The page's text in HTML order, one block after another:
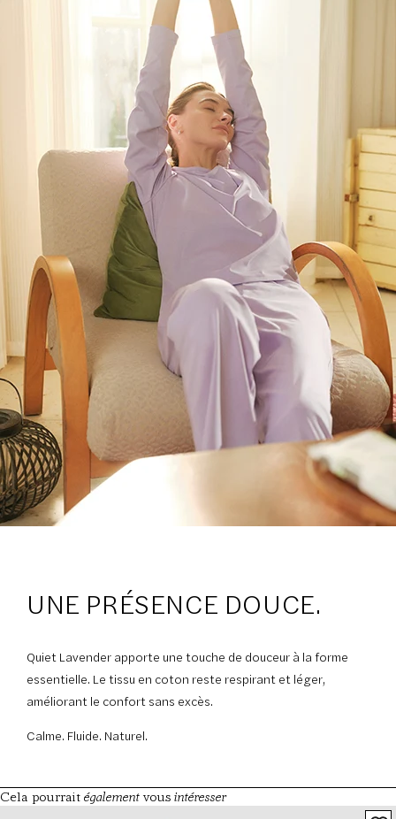
UNE PRÉSENCE DOUCE.
Quiet Lavender apporte une touche de douceur à la forme
essentielle. Le tissu en coton reste respirant et léger,
améliorant le confort sans excès.
Calme. Fluide. Naturel.
Cela pourrait également vous intéresser